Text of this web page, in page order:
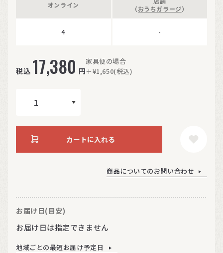
オンライン
4
（おうちガラージ）
-
税込 17,380 円
家具便の場合
＋¥1,650(税込)
カートに入れる
商品についてのお問い合わせ
お届け日(目安)
お届け日は指定できません
地域ごとの最短お届け予定日